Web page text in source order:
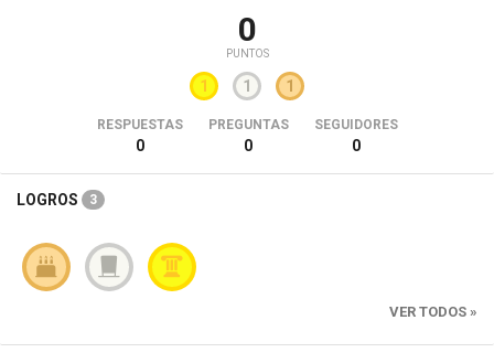
0
PUNTOS
1 1 1
RESPUESTAS
0
PREGUNTAS
0
SEGUIDORES
0
LOGROS 3
VER TODOS »